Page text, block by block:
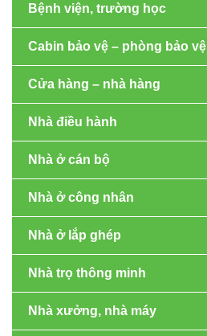
Bệnh viện, trường học
Cabin bảo vệ – phòng bảo vệ
Cửa hàng – nhà hàng
Nhà điều hành
Nhà ở cán bộ
Nhà ở công nhân
Nhà ở lắp ghép
Nhà trọ thông minh
Nhà xưởng, nhà máy